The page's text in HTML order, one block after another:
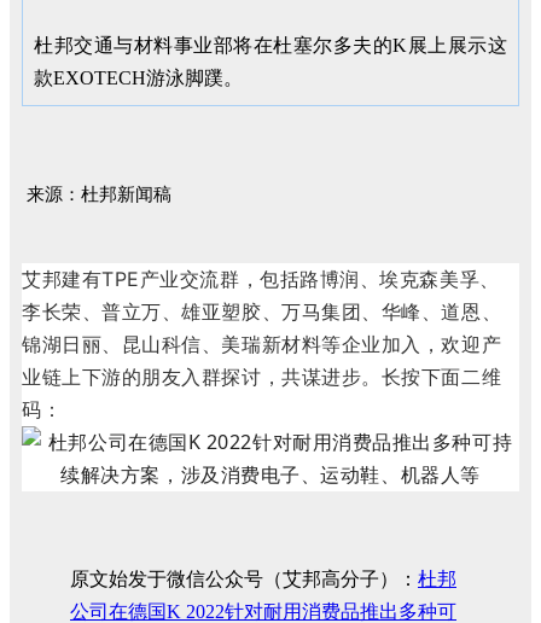
杜邦交通与材料事业部将在杜塞尔多夫的K展上展示这
款EXOTECH游泳脚蹼。
来源：杜邦新闻稿
艾邦建有TPE产业交流群，包括路博润、埃克森美孚、
李长荣、普立万、雄亚塑胶、万马集团、华峰、道恩、
锦湖日丽、昆山科信、美瑞新材料等企业加入，欢迎产
业链上下游的朋友入群探讨，共谋进步。长按下面二维
码：
原文始发于微信公众号（艾邦高分子）： 杜邦
公司在德国K 2022针对耐用消费品推出多种可